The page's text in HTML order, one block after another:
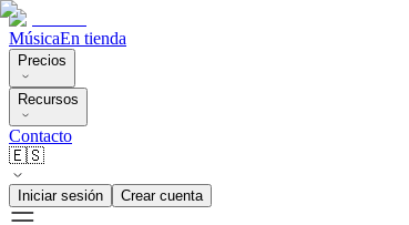
MúsicaEn tienda
Precios
Recursos
Contacto
🇪🇸
Iniciar sesión Crear cuenta